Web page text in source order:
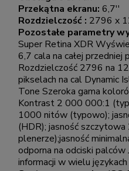
Przekątna ekranu: 6,7''
Rozdzielczość : 2796 x
Pozostałe parametry
Super Retina XDR
6,7 cala na całej przedniej
Rozdzielczość 2796 na
pikselach na cal Dynamic
Tone Szeroka gama
Kontrast 2 000 000:1
1000 nitów (typowo);
(HDR); jasność
plenerze);jasność
odporna na odciski
informacji w wielu